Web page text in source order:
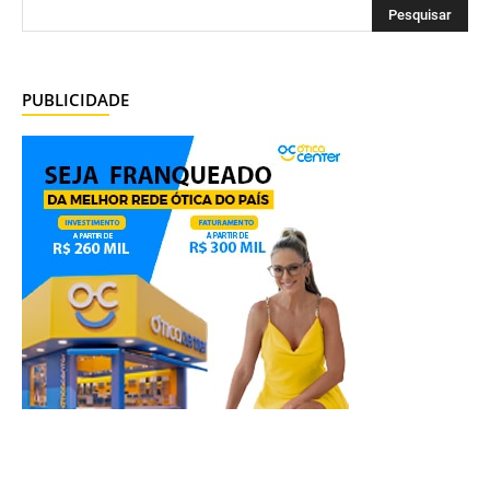
PUBLICIDADE